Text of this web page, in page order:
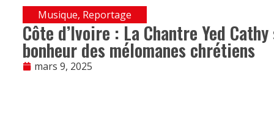
Musique, Reportage
Côte d’Ivoire : La Chantre Yed
bonheur des mélomanes chrétiens
mars 9, 2025